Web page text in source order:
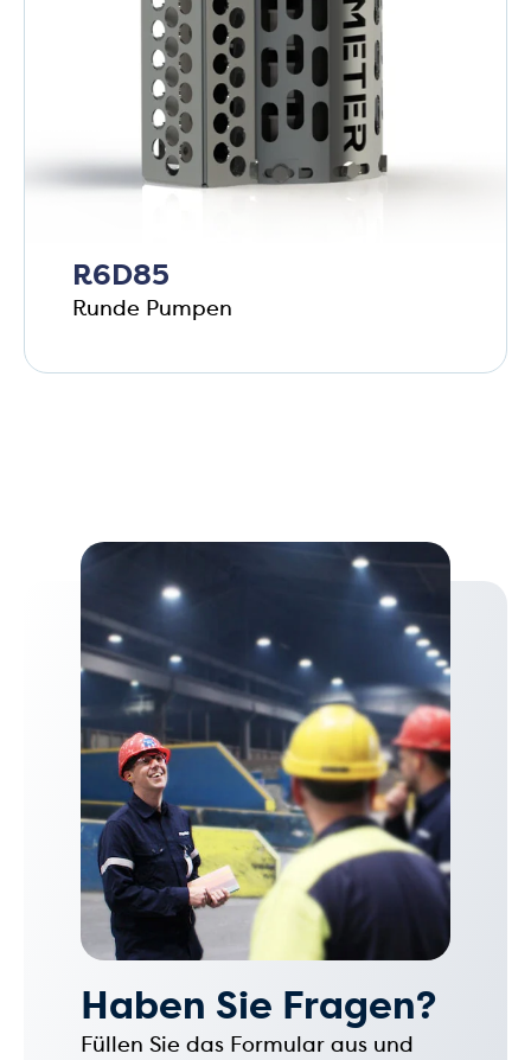
R6D85
Runde Pumpen
Haben Sie Fragen?
Füllen Sie das Formular aus und